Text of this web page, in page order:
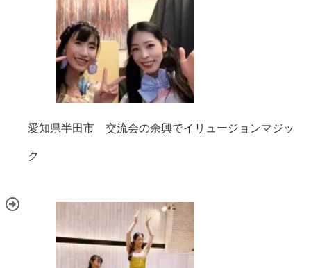
愛知県半田市 交流会の余興でイリュージョンマジッ
ク